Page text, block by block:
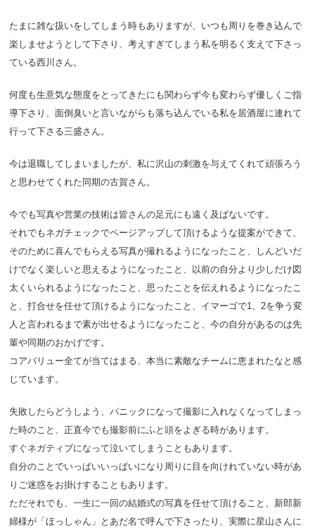
たまに雑な扱いをしてしまう時もありますが、いつも周りを巻き込んで
楽しませようとして下さり、考えすぎてしまう私を明るく支えて下さっ
ている西川さん。
何度も生意気な態度をとってきたにも関わらず今も変わらず優しくご指
導下さり、面倒臭いと言いながらも落ち込んでいる私を居酒屋に連れて
行って下さる三盛さん。
今は退職してしまいましたが、私に沢山の刺激を与えてくれて頑張ろう
と思わせてくれた同期の古賀さん。
今でも写真や営業の技術は皆さんの足元にも遠く及ばないです。
それでもネガチェックでページアップして頂けるような提案ができて、
そのために喜んでもらえる写真が撮れるようになったこと、しんどいだ
けでなく楽しいと思えるようになったこと、以前の自分より少しだけ図
太くいられるようになったこと、思ったことを伝えれるようになったこ
と、打合せを任せて頂けるようになったこと、イマーゴで1、2を争う変
人と言われるまで素が出せるようになったこと、今の自分があるのは先
輩や同期のおかげです。
コアバリュー全てが当てはまる、本当に素敵なチームに恵まれたなと感
じています。
失敗したらどうしよう、パニックになって撮影に入れなくなってしまっ
た時のこと、正直今でも撮影前にふと頭をよぎる時があります。
すぐネガティブになって泣いてしまうこともあります。
自分のことでいっぱいいっぱいになり周りに目を向けれていない時があ
りご迷惑をお掛けすることもあります。
ただそれでも、一生に一回の結婚式の写真を任せて頂けること、新郎新
婦様が「ほっしゃん」とあだ名で呼んで下さったり、実際に星山さんに